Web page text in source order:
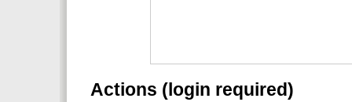
Actions (login required)